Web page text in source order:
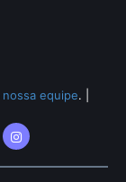
nossa equipe.